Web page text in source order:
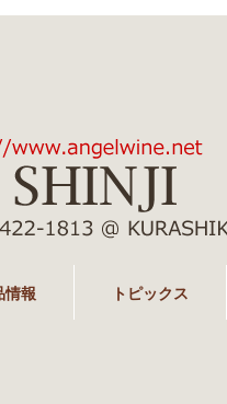
情報 トピックス